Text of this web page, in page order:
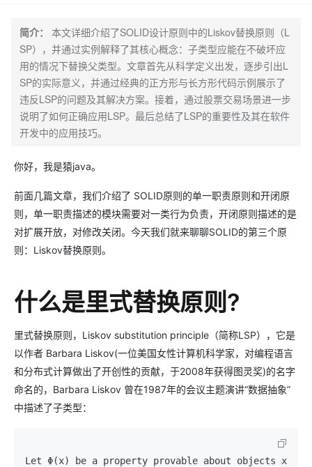
简介：
本文详细介绍了SOLID设计原则中的Liskov替换原则（L
SP），并通过实例解释了其核心概念：子类型应能在不破坏应
用的情况下替换父类型。文章首先从科学定义出发，逐步引出L
SP的实际意义，并通过经典的正方形与长方形代码示例展示了
违反LSP的问题及其解决方案。接着，通过股票交易场景进一步
说明了如何正确应用LSP。最后总结了LSP的重要性及其在软件
开发中的应用技巧。
你好，我是猿java。
前面几篇文章，我们介绍了 SOLID原则的单一职责原则和开闭原
则，单一职责描述的模块需要对一类行为负责，开闭原则描述的是
对扩展开放，对修改关闭。今天我们就来聊聊SOLID的第三个原
则：Liskov替换原则。
什么是里式替换原则?
里式替换原则，Liskov substitution principle（简称LSP），它是
以作者 Barbara Liskov(一位美国女性计算机科学家，对编程语言
和分布式计算做出了开创性的贡献，于2008年获得图灵奖)的名字
命名的，Barbara Liskov 曾在1987年的会议主题演讲“数据抽象”
中描述了子类型：
Let Φ(x) be a property provable about objects x